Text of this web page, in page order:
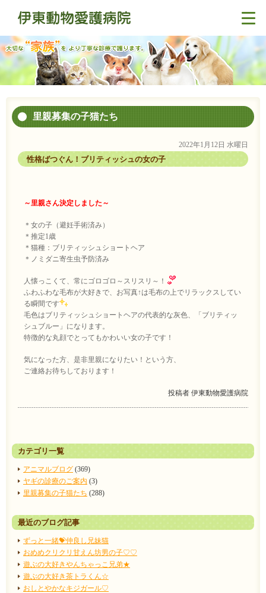
里親募集の子猫たち
2022年1月12日 水曜日
性格ばつぐん！ブリティッシュの女の子
～里親さん決定しました～
＊女の子（避妊手術済み）
＊推定1歳
＊猫種：ブリティッシュショートヘア
＊ノミダニ寄生虫予防済み
人懐っこくて、常にゴロゴロ～スリスリ～！
ふわふわな毛布が大好きで、お写真↑は毛布の上でリラックスしてい
る瞬間です
毛色はブリティッシュショートヘアの代表的な灰色、「ブリティッ
シュブルー」になります。
特徴的な丸顔でとってもかわいい女の子です！
気になった方、是非里親になりたい！という方、
ご連絡お待ちしております！
投稿者 伊東動物愛護病院
カテゴリ一覧
アニマルブログ (369)
ヤギの診療のご案内 (3)
里親募集の子猫たち (288)
最近のブログ記事
ずっと一緒💝仲良し兄妹猫
おめめクリクリ甘えん坊男の子♡♡
遊ぶの大好きやんちゃっこ兄弟★
遊ぶの大好き茶トラくん☆
おしとやかなキジガール♡